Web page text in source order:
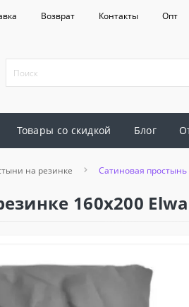
Возврат Контакты Опт
Товары со скидкой Блог
на резинке Сатиновая простынь
160x200